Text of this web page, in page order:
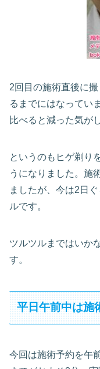
2回目の施術直後に
るまでにはなってい
比べると減った気が
というのもヒゲ剃り
うになりました。施
ましたが、今は2日
ルです。
ツルツルまではいか
す。
平日午前中は施
今回は施術予約を午